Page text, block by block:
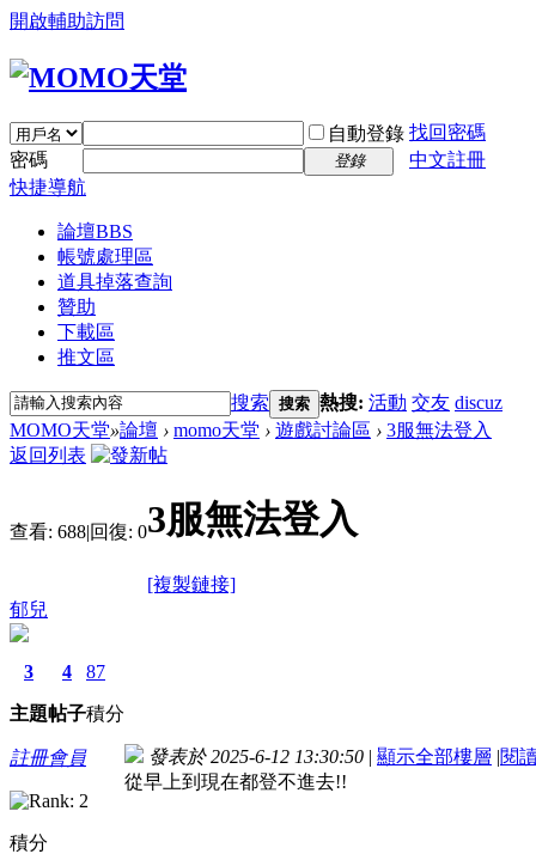
開啟輔助訪問
自動登錄 找回密碼
密碼
登錄
中文註冊
快捷導航
論壇BBS
帳號處理區
道具掉落查詢
贊助
下載區
推文區
搜索 搜索 熱搜: 活動 交友 discuz
MOMO天堂»論壇 › momo天堂 › 遊戲討論區 › 3服無法登入
返回列表
查看: 688|回復: 03服無法登入
[複製鏈接]
郁兒
3
主題
4
帖子
87
積分
註冊會員
積分
發表於 2025-6-12 13:30:50 | 顯示全部樓層 |閱
從早上到現在都登不進去!!